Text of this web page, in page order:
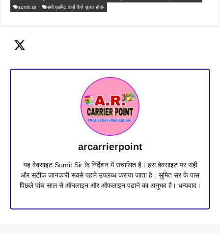
sumit sir
डमी एडमिट कार्ड कैसे सुधार होगा-
arcarrierpoint
यह वेबसाइट Sumit Sir के निर्देशन में संचालित है। इस बेवसाइट पर सही
और सटीक जानकारी सबसे पहले उपलब्ध कराया जाता है। सुमित सर के पास
पिछले पांच साल से ऑनलाइन और ऑफलाइन पढाने का अनुभव है। धन्यवाद।